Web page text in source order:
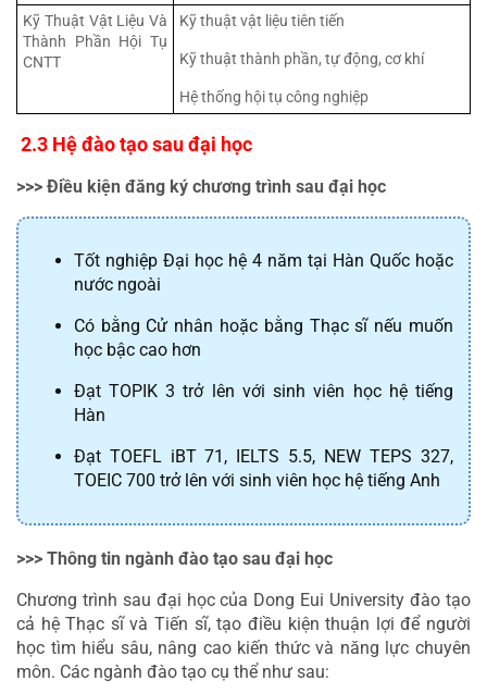
Kỹ Thuật Vật Liệu Và
Thành Phần Hội Tụ
CNTT
Kỹ thuật vật liệu tiên tiến
Kỹ thuật thành phần, tự động, cơ khí
Hệ thống hội tụ công nghiệp
2.3 Hệ đào tạo sau đại học
>>> Điều kiện đăng ký chương trình sau đại học
Tốt nghiệp Đại học hệ 4 năm tại Hàn Quốc hoặc
nước ngoài
Có bằng Cử nhân hoặc bằng Thạc sĩ nếu muốn
học bậc cao hơn
Đạt TOPIK 3 trở lên với sinh viên học hệ tiếng
Hàn
Đạt TOEFL iBT 71, IELTS 5.5, NEW TEPS 327,
TOEIC 700 trở lên với sinh viên học hệ tiếng Anh
>>> Thông tin ngành đào tạo sau đại học
Chương trình sau đại học của Dong Eui University đào tạo
cả hệ Thạc sĩ và Tiến sĩ, tạo điều kiện thuận lợi để người
học tìm hiểu sâu, nâng cao kiến thức và năng lực chuyên
môn. Các ngành đào tạo cụ thể như sau: